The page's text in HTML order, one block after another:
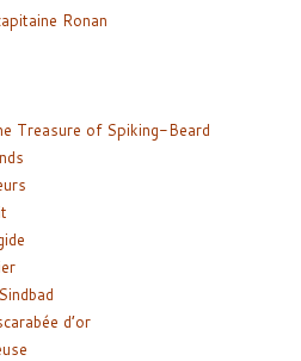
Ronan
Treasure of Spiking-Beard
d’or